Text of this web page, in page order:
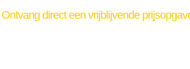
Ontvang direct een vrijblijvende